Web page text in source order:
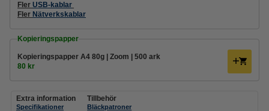
Fler USB-kablar
Fler Nätverkskablar
Kopieringspapper
Kopieringspapper A4 80g | Zoom | 500 ark
80 kr
Extra information
Specifikationer
Tillbehör
Bläckpatroner